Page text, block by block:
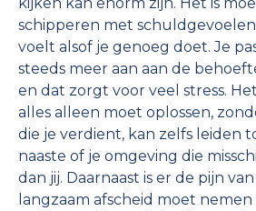
schipperen met
voelt alsof je genoeg doet. Je
steeds meer aan aan de
en dat zorgt voor veel stress.
alles alleen moet oplossen,
die je verdient, kan zelfs leiden
naaste of je omgeving die
dan jij. Daarnaast is er de pijn
langzaam afscheid moet nemen